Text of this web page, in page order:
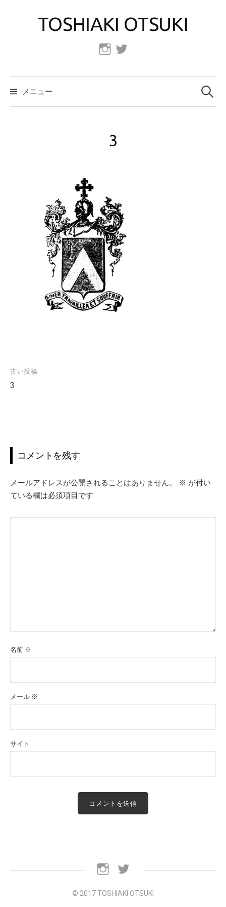
へ
ス
TOSHIAKI OTSUKI
Instagram
メニュー
検
索:
3
投
稿
ー
シ
ョ
ン
古い投稿
3
コメントを残す
メールアドレスが公開されることはありません。 ※ が付い
ている欄は必須項目です
名前 ※
メール ※
サイト
InstagramTwitter
© 2017 TOSHIAKI OTSUKI